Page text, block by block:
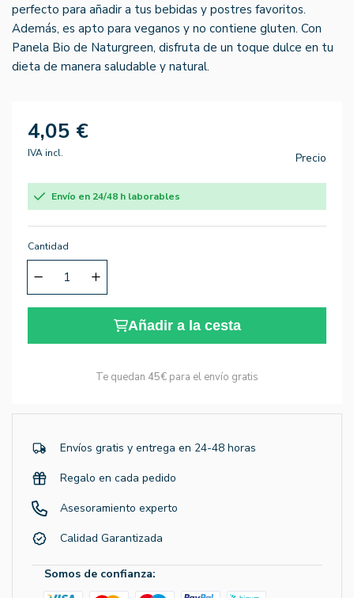
perfecto para añadir a tus bebidas y postres favoritos.
Además, es apto para veganos y no contiene gluten. Con
Panela Bio de Naturgreen, disfruta de un toque dulce en tu
dieta de manera saludable y natural.
4,05 €
IVA incl. Precio
Envío en 24/48 h laborables
Cantidad
Añadir a la cesta
Te quedan 45€ para el envío gratis
Envíos gratis y entrega en 24-48 horas
Regalo en cada pedido
Asesoramiento experto
Calidad Garantizada
Somos de confianza: